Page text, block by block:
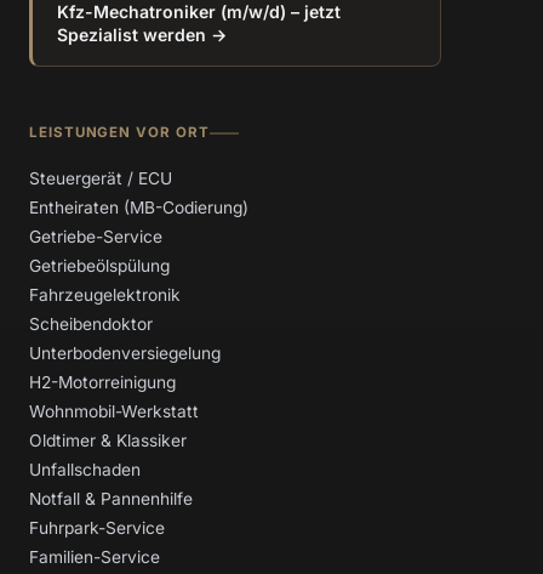
Kfz-Mechatroniker (m/w/d) – jetzt
Spezialist werden →
LEISTUNGEN VOR ORT
Steuergerät / ECU
Entheiraten (MB-Codierung)
Getriebe-Service
Getriebeölspülung
Fahrzeugelektronik
Scheibendoktor
Unterbodenversiegelung
H2-Motorreinigung
Wohnmobil-Werkstatt
Oldtimer & Klassiker
Unfallschaden
Notfall & Pannenhilfe
Fuhrpark-Service
Familien-Service